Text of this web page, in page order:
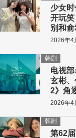
少女
开玩笑
别和
2026年4
电视
玄彬
2》角
韩剧
2026年4
第62
韩剧